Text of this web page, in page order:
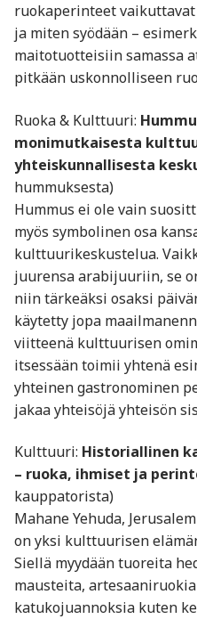
ruokaperinteet
ja miten syödään –
maitotuotteisiin samassa
pitkään uskonnolliseen
Ruoka & Kulttuuri:
monimutkaisesta
yhteiskunnallisesta
hummuksesta)
Hummus ei ole vain
myös symbolinen osa
kulttuurikeskustelua.
juurensa arabijuuriin, se
niin tärkeäksi osaksi
käytetty jopa
viitteenä kulttuurisen
itsessään toimii yhtenä
yhteinen gastronominen
jakaa yhteisöjä yhteisön
Kulttuuri: Historiallinen
– ruoka, ihmiset ja
kauppatorista)
Mahane Yehuda,
on yksi kulttuurisen
Siellä myydään tuoreita
mausteita,
katukojuannoksia kuten